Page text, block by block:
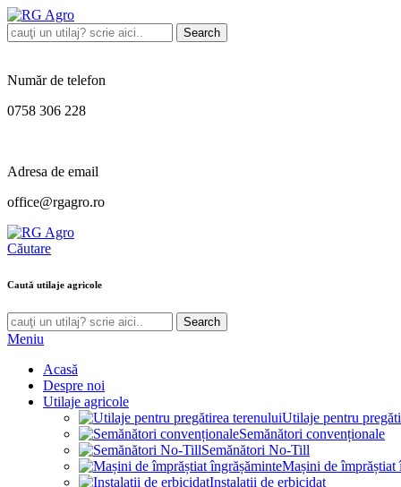
Search
Număr de telefon
0758 306 228
Adresa de email
office@rgagro.ro
Căutare
Caută utilaje agricole
Search
Meniu
Acasă
Despre noi
Utilaje agricole
Utilaje pentru
Semănători convenționale
Semănători No-Till
Mașini de împrăștiat
Instalaţii de erbicidat